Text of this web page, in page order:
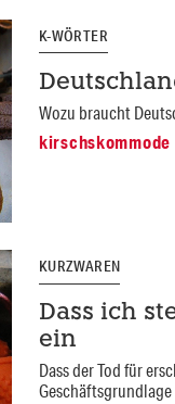
K-WÖRTER
Wozu braucht
kirschskommode
KURZWAREN
Dass ich
ein
Dass der Tod für